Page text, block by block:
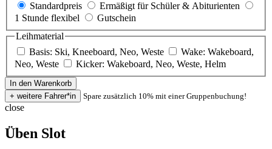
Standardpreis
Ermäßigt für Schüler & Abiturienten
1 Stunde flexibel
Gutschein
Leihmaterial
Basis: Ski, Kneeboard, Neo, Weste
Wake: Wakeboard,
Neo, Weste
Kicker: Wakeboard, Neo, Weste, Helm
Spare zusätzlich 10% mit einer Gruppenbuchung!
close
Üben Slot